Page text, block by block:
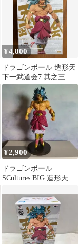
¥4,800
ドラゴンボール 造形天
下一武道会7 其之三 ブ
ロリー(カラー)
¥2,900
ドラゴンボール
SCultures BIG 造形天下